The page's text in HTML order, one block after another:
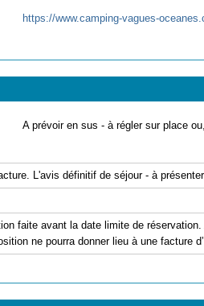
https://www.camping-vagues-
A prévoir en sus - à régler sur place
L'avis définitif de séjour - à
faite avant la date limite de
ne pourra donner lieu à une facture